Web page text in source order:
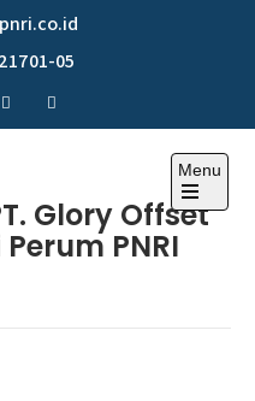
05
Menu
Glory Offset
PNRI